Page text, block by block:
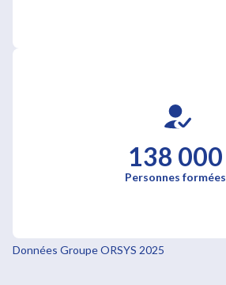
138 000
Personnes formées
Données Groupe ORSYS 2025